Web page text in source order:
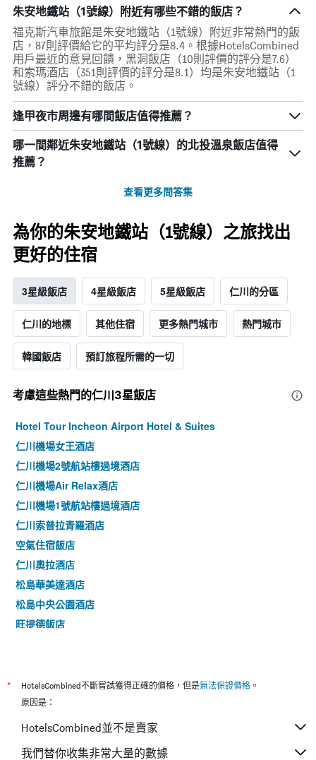
朱安地鐵站（1號線）附近有哪些不錯的飯店？
福克斯汽車旅館是朱安地鐵站（1號線）附近非常熱門的飯
店，87則評價給它的平均評分是8.4。根據HotelsCombined
用戶最近的意見回饋，黑洞飯店（10則評價的評分是7.6）
和索瑪酒店（351則評價的評分是8.1）均是朱安地鐵站（1
號線）評分不錯的飯店。
逢甲夜市周邊有哪間飯店值得推薦？
哪一間鄰近朱安地鐵站（1號線）的北投溫泉飯店值得
推薦？
查看更多問答集
為你的朱安地鐵站（1號線）之旅找出
更好的住宿
3星級飯店 4星級飯店 5星級飯店 仁川的分區
仁川的地標 其他住宿 更多熱門城市 熱門城市
韓國飯店 預訂旅程所需的一切
考慮這些熱門的仁川3星​飯店
Hotel Tour Incheon Airport Hotel & Suites
仁川機場女王酒店
仁川機場2號航站樓過境酒店
仁川機場Air Relax酒店
仁川機場1號航站樓過境酒店
仁川索普拉青羅酒店
空氣住宿飯店
仁川奧拉酒店
松島華美達酒店
松島中央公園酒店
旺提德飯店
Bridge Hotel Incheon Songdo
仁川愛特爾酒店
九月飯店
* HotelsCombined不斷嘗試獲得正確的價格，但是無法保證價格 。
原因是：
HotelsCombined並不是賣家
我們替你收集非常大量的數據